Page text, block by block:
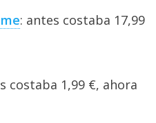
: antes costaba 17,99
costaba 1,99 €, ahora